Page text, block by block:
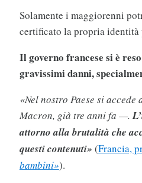
Solamente i maggiorenni
certificato la propria identità
Il governo francese si è
gravissimi danni,
«Nel nostro Paese si
Macron, già tre anni fa —.
attorno alla brutalità che
questi contenuti» (Francia,
bambini»).